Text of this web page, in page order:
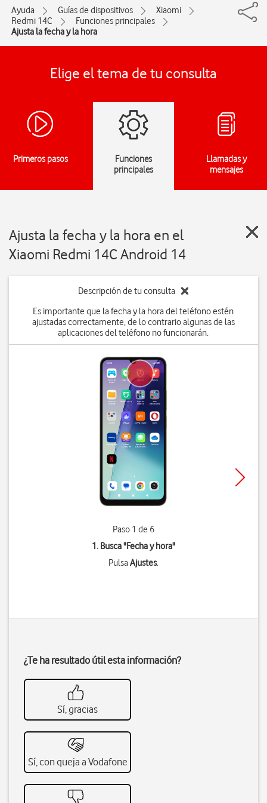
Ayuda Guías de dispositivos
Xiaomi
Redmi 14C
Funciones principales
Ajusta la fecha y la hora
Elige el tema de tu consulta
Primeros pasos
Funciones
principales
Llamadas y
mensajes
Ajusta la fecha y la hora en el
Xiaomi Redmi 14C Android 14
Descripción de tu consulta
Es importante que la fecha y la hora del teléfono estén
ajustadas correctamente, de lo contrario algunas de las
aplicaciones del teléfono no funcionarán.
Paso 1 de 6
1. Busca "Fecha y hora"
PulsaAjustes.
¿Te ha resultado útil esta información?
Sí, gracias
Sí, con queja a Vodafone